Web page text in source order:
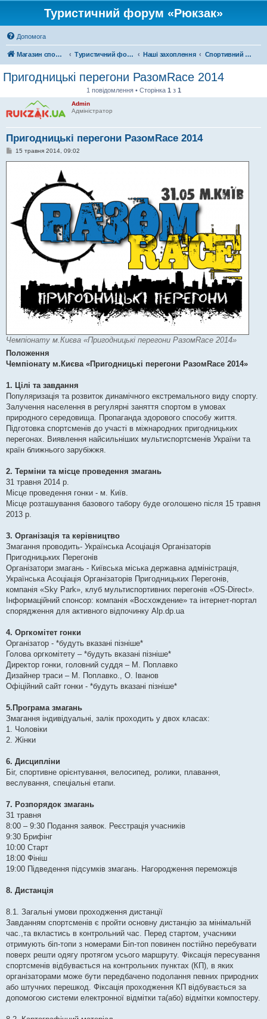
Туристичний форум «Рюкзак»
Допомога
Магазин спорядження Туристичний форум «Рюкзак» Наші захоплення Спортивний туризм
Пригодницькі перегони РазомRace 2014
1 повідомлення • Сторінка 1 з 1
Admin
Адміністратор
Пригодницькі перегони РазомRace 2014
П
н
15 травня 2014, 09:02
Чемпіонату м.Києва «Пригодницькі перегони РазомRace 2014»
Положення
Чемпіонату м.Києва «Пригодницькі перегони РазомRace 2014»
1. Цілі та завдання
Популяризація та розвиток динамічного екстремального виду спорту.
Залучення населення в регулярні заняття спортом в умовах
природного середовища. Пропаганда здорового способу життя.
Підготовка спортсменів до участі в міжнародних пригодницьких
перегонах. Виявлення найсильніших мультиспортсменів України та
країн ближнього зарубіжжя.
2. Терміни та місце проведення змагань
31 травня 2014 р.
Місце проведення гонки - м. Київ.
Місце розташування базового табору буде оголошено після 15 травня
2013 р.
3. Організація та керівництво
Змагання проводить- Українська Асоціація Організаторів
Пригодницьких Перегонів
Організатори змагань - Київська міська державна адміністрація,
Українська Асоціація Організаторів Пригодницьких Перегонів,
компанія «Sky Park», клуб мультиспортивних перегонів «OS-Direct».
Інформаційний спонсор: компанія «Восхождение» та інтернет-портал
спорядження для активного відпочинку Alp.dp.ua
4. Оргкомітет гонки
Організатор - *будуть вказані пізніше*
Голова оргкомітету – *будуть вказані пізніше*
Директор гонки, головний суддя – М. Поплавко
Дизайнер траси – М. Поплавко., О. Іванов
Офіційний сайт гонки - *будуть вказані пізніше*
5.Програма змагань
Змагання індивідуальні, залік проходить у двох класах:
1. Чоловіки
2. Жінки
6. Дисципліни
Біг, спортивне орієнтування, велосипед, ролики, плавання,
веслування, спеціальні етапи.
7. Розпорядок змагань
31 травня
8:00 – 9:30 Подання заявок. Реєстрація учасників
9:30 Брифінг
10:00 Старт
18:00 Фініш
19:00 Підведення підсумків змагань. Нагородження переможців
8. Дистанція
8.1. Загальні умови проходження дистанції
Завданням спортсменів є пройти основну дистанцію за мінімальній
час.,та вкластись в контрольний час. Перед стартом, учасники
отримують біп-топи з номерами Біп-топ повинен постійно перебувати
поверх решти одягу протягом усього маршруту. Фіксація пересування
спортсменів відбувається на контрольних пунктах (КП), в яких
організаторами може бути передбачено подолання певних природних
або штучних перешкод. Фіксація проходження КП відбувається за
допомогою системи електронної відмітки та(або) відмітки компостеру.